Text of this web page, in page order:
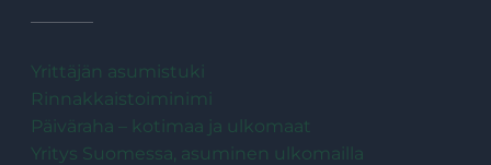
Yrittäjän asumistuki
Rinnakkaistoiminimi
Päiväraha – kotimaa ja ulkomaat
Yritys Suomessa, asuminen ulkomailla